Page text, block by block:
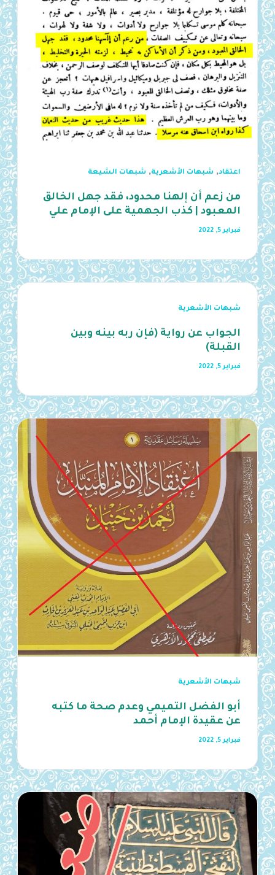
اعتقاد, شبهات الأشعرية, شبهات الشيعة
من زعم أن إلهنا محدود، فقد جهل الخالق
المعبود | كذب الجهمية على الإمام علي
فبراير 5, 2022
شبهات الأشعرية
الجواب عن رواية (فإن ربه بينه وبين
القبلة)
فبراير 5, 2022
شبهات الأشعرية
أبو الفضل التميمي وعدم صحة ما كتبه
عن عقيدة الإمام أحمد
فبراير 5, 2022